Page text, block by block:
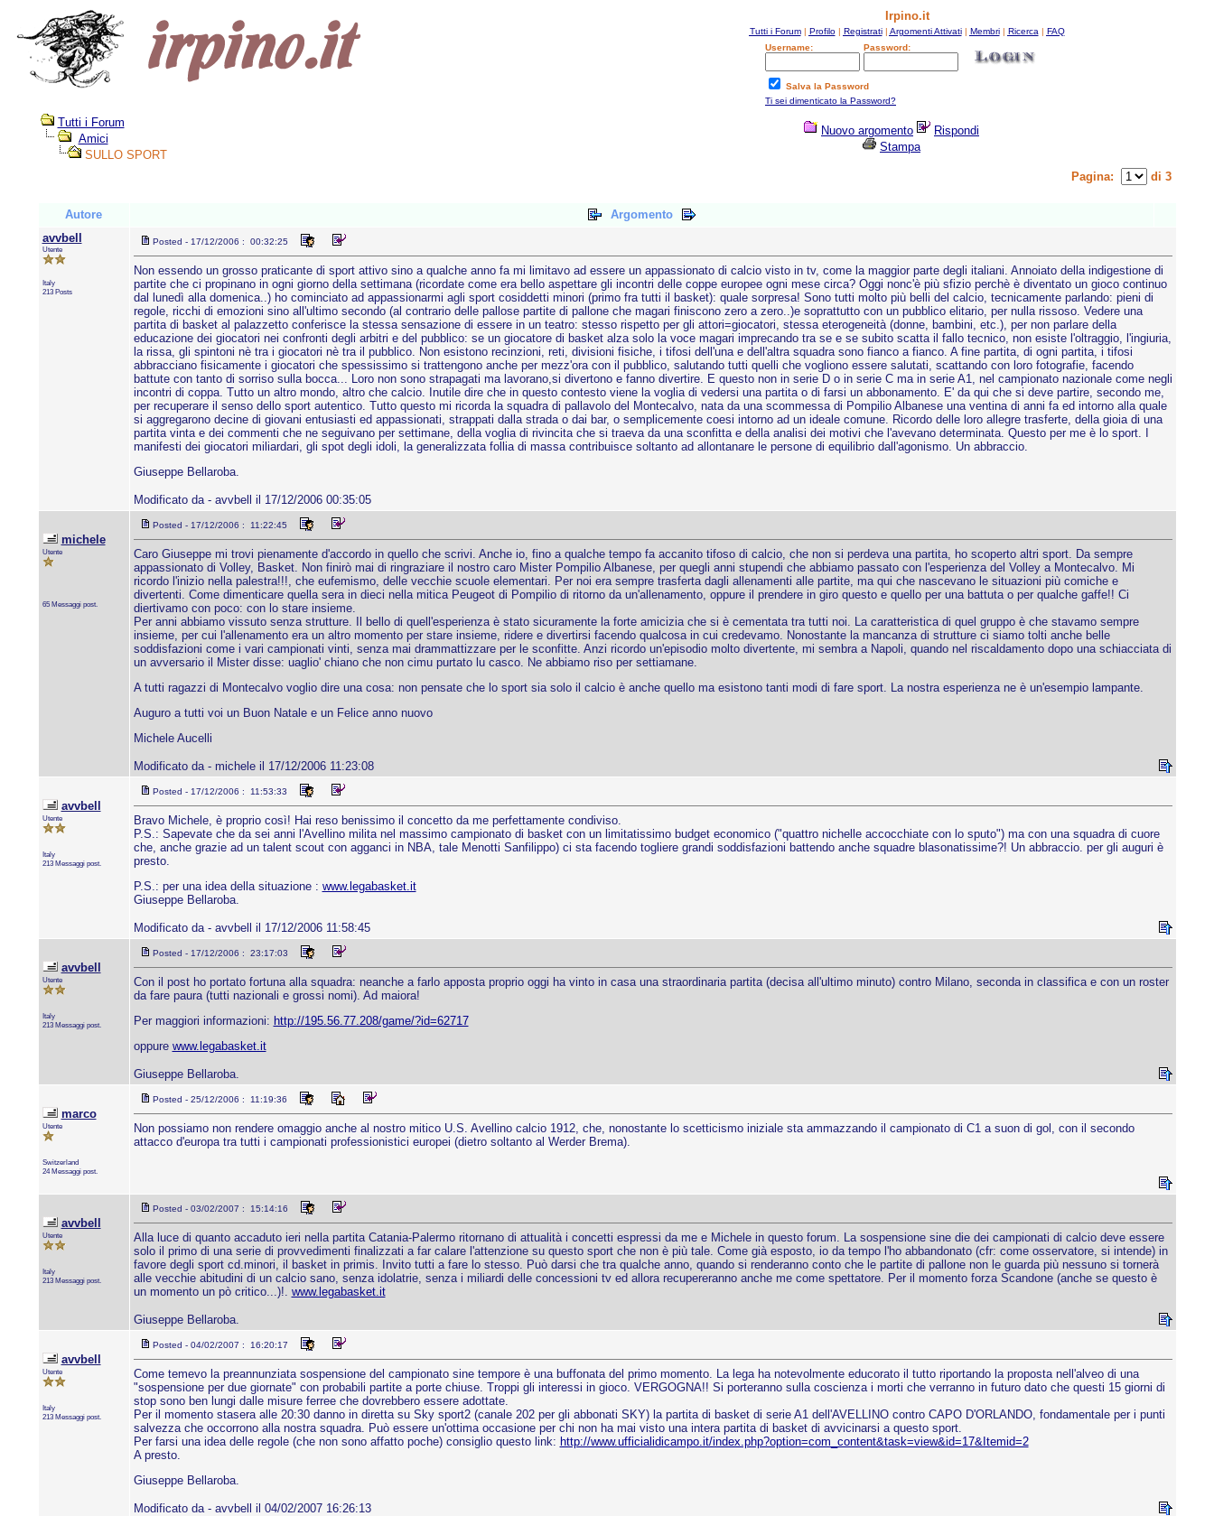
Irpino.it
Tutti i Forum| Profilo| Registrati| Argomenti Attivati| Membri| Ricerca | FAQ
Username:
Password:
Salva la Password
Ti sei dimenticato la Password?
Tutti i Forum
Amici
SULLO SPORT
Nuovo argomento
Rispondi
Stampa
Pagina: di 3
Autore
Argomento
avvbell
Utente
Italy
213 Posts
Posted - 17/12/2006 : 00:32:25
Non essendo un grosso praticante di sport attivo sino a qualche anno fa mi limitavo ad essere un appassionato di calcio visto in tv, come la maggior parte degli italiani. Annoiato della indigestione di
partite che ci propinano in ogni giorno della settimana (ricordate come era bello aspettare gli incontri delle coppe europee ogni mese circa? Oggi nonc'è più sfizio perchè è diventato un gioco continuo
dal lunedì alla domenica..) ho cominciato ad appassionarmi agli sport cosiddetti minori (primo fra tutti il basket): quale sorpresa! Sono tutti molto più belli del calcio, tecnicamente parlando: pieni di
regole, ricchi di emozioni sino all'ultimo secondo (al contrario delle pallose partite di pallone che magari finiscono zero a zero..)e soprattutto con un pubblico elitario, per nulla rissoso. Vedere una
partita di basket al palazzetto conferisce la stessa sensazione di essere in un teatro: stesso rispetto per gli attori=giocatori, stessa eterogeneità (donne, bambini, etc.), per non parlare della
educazione dei giocatori nei confronti degli arbitri e del pubblico: se un giocatore di basket alza solo la voce magari imprecando tra se e se subito scatta il fallo tecnico, non esiste l'oltraggio, l'ingiuria,
la rissa, gli spintoni nè tra i giocatori nè tra il pubblico. Non esistono recinzioni, reti, divisioni fisiche, i tifosi dell'una e dell'altra squadra sono fianco a fianco. A fine partita, di ogni partita, i tifosi
abbracciano fisicamente i giocatori che spessissimo si trattengono anche per mezz'ora con il pubblico, salutando tutti quelli che vogliono essere salutati, scattando con loro fotografie, facendo
battute con tanto di sorriso sulla bocca... Loro non sono strapagati ma lavorano,si divertono e fanno divertire. E questo non in serie D o in serie C ma in serie A1, nel campionato nazionale come negli
incontri di coppa. Tutto un altro mondo, altro che calcio. Inutile dire che in questo contesto viene la voglia di vedersi una partita o di farsi un abbonamento. E' da qui che si deve partire, secondo me,
per recuperare il senso dello sport autentico. Tutto questo mi ricorda la squadra di pallavolo del Montecalvo, nata da una scommessa di Pompilio Albanese una ventina di anni fa ed intorno alla quale
si aggregarono decine di giovani entusiasti ed appassionati, strappati dalla strada o dai bar, o semplicemente coesi intorno ad un ideale comune. Ricordo delle loro allegre trasferte, della gioia di una
partita vinta e dei commenti che ne seguivano per settimane, della voglia di rivincita che si traeva da una sconfitta e della analisi dei motivi che l'avevano determinata. Questo per me è lo sport. I
manifesti dei giocatori miliardari, gli spot degli idoli, la generalizzata follia di massa contribuisce soltanto ad allontanare le persone di equilibrio dall'agonismo. Un abbraccio.
Giuseppe Bellaroba.
Modificato da - avvbell il 17/12/2006 00:35:05
michele
Utente
65 Messaggi post.
Posted - 17/12/2006 : 11:22:45
Caro Giuseppe mi trovi pienamente d'accordo in quello che scrivi. Anche io, fino a qualche tempo fa accanito tifoso di calcio, che non si perdeva una partita, ho scoperto altri sport. Da sempre
appassionato di Volley, Basket. Non finirò mai di ringraziare il nostro caro Mister Pompilio Albanese, per quegli anni stupendi che abbiamo passato con l'esperienza del Volley a Montecalvo. Mi
ricordo l'inizio nella palestra!!!, che eufemismo, delle vecchie scuole elementari. Per noi era sempre trasferta dagli allenamenti alle partite, ma qui che nascevano le situazioni più comiche e
divertenti. Come dimenticare quella sera in dieci nella mitica Peugeot di Pompilio di ritorno da un'allenamento, oppure il prendere in giro questo e quello per una battuta o per qualche gaffe!! Ci
diertivamo con poco: con lo stare insieme.
Per anni abbiamo vissuto senza strutture. Il bello di quell'esperienza è stato sicuramente la forte amicizia che si è cementata tra tutti noi. La caratteristica di quel gruppo è che stavamo sempre
insieme, per cui l'allenamento era un altro momento per stare insieme, ridere e divertirsi facendo qualcosa in cui credevamo. Nonostante la mancanza di strutture ci siamo tolti anche belle
soddisfazioni come i vari campionati vinti, senza mai drammattizzare per le sconfitte. Anzi ricordo un'episodio molto divertente, mi sembra a Napoli, quando nel riscaldamento dopo una schiacciata di
un avversario il Mister disse: uaglio' chiano che non cimu purtato lu casco. Ne abbiamo riso per settiamane.
A tutti ragazzi di Montecalvo voglio dire una cosa: non pensate che lo sport sia solo il calcio è anche quello ma esistono tanti modi di fare sport. La nostra esperienza ne è un'esempio lampante.
Auguro a tutti voi un Buon Natale e un Felice anno nuovo
Michele Aucelli
Modificato da - michele il 17/12/2006 11:23:08
avvbell
Utente
Italy
213 Messaggi post.
Posted - 17/12/2006 : 11:53:33
Bravo Michele, è proprio così! Hai reso benissimo il concetto da me perfettamente condiviso.
P.S.: Sapevate che da sei anni l'Avellino milita nel massimo campionato di basket con un limitatissimo budget economico ("quattro nichelle accocchiate con lo sputo") ma con una squadra di cuore
che, anche grazie ad un talent scout con agganci in NBA, tale Menotti Sanfilippo) ci sta facendo togliere grandi soddisfazioni battendo anche squadre blasonatissime?! Un abbraccio. per gli auguri è
presto.
P.S.: per una idea della situazione : www.legabasket.it
Giuseppe Bellaroba.
Modificato da - avvbell il 17/12/2006 11:58:45
avvbell
Utente
Italy
213 Messaggi post.
Posted - 17/12/2006 : 23:17:03
Con il post ho portato fortuna alla squadra: neanche a farlo apposta proprio oggi ha vinto in casa una straordinaria partita (decisa all'ultimo minuto) contro Milano, seconda in classifica e con un roster
da fare paura (tutti nazionali e grossi nomi). Ad maiora!
Per maggiori informazioni: http://195.56.77.208/game/?id=62717
oppure www.legabasket.it
Giuseppe Bellaroba.
marco
Utente
Switzerland
24 Messaggi post.
Posted - 25/12/2006 : 11:19:36
Non possiamo non rendere omaggio anche al nostro mitico U.S. Avellino calcio 1912, che, nonostante lo scetticismo iniziale sta ammazzando il campionato di C1 a suon di gol, con il secondo
attacco d'europa tra tutti i campionati professionistici europei (dietro soltanto al Werder Brema).
avvbell
Utente
Italy
213 Messaggi post.
Posted - 03/02/2007 : 15:14:16
Alla luce di quanto accaduto ieri nella partita Catania-Palermo ritornano di attualità i concetti espressi da me e Michele in questo forum. La sospensione sine die dei campionati di calcio deve essere
solo il primo di una serie di provvedimenti finalizzati a far calare l'attenzione su questo sport che non è più tale. Come già esposto, io da tempo l'ho abbandonato (cfr: come osservatore, si intende) in
favore degli sport cd.minori, il basket in primis. Invito tutti a fare lo stesso. Può darsi che tra qualche anno, quando si renderanno conto che le partite di pallone non le guarda più nessuno si tornerà
alle vecchie abitudini di un calcio sano, senza idolatrie, senza i miliardi delle concessioni tv ed allora recupereranno anche me come spettatore. Per il momento forza Scandone (anche se questo è
un momento un pò critico...)!. www.legabasket.it
Giuseppe Bellaroba.
avvbell
Utente
Italy
213 Messaggi post.
Posted - 04/02/2007 : 16:20:17
Come temevo la preannunziata sospensione del campionato sine tempore è una buffonata del primo momento. La lega ha notevolmente educorato il tutto riportando la proposta nell'alveo di una
"sospensione per due giornate" con probabili partite a porte chiuse. Troppi gli interessi in gioco. VERGOGNA!! Si porteranno sulla coscienza i morti che verranno in futuro dato che questi 15 giorni di
stop sono ben lungi dalle misure ferree che dovrebbero essere adottate.
Per il momento stasera alle 20:30 danno in diretta su Sky sport2 (canale 202 per gli abbonati SKY) la partita di basket di serie A1 dell'AVELLINO contro CAPO D'ORLANDO, fondamentale per i punti
salvezza che occorrono alla nostra squadra. Può essere un'ottima occasione per chi non ha mai visto una intera partita di basket di avvicinarsi a questo sport.
Per farsi una idea delle regole (che non sono affatto poche) consiglio questo link: http://www.ufficialidicampo.it/index.php?option=com_content&task=view&id=17&Itemid=2
A presto.
Giuseppe Bellaroba.
Modificato da - avvbell il 04/02/2007 16:26:13